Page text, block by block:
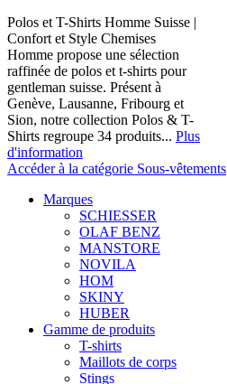
Polos et T-Shirts Homme Suisse |
Confort et Style Chemises
Homme propose une sélection
raffinée de polos et t-shirts pour
gentleman suisse. Présent à
Genève, Lausanne, Fribourg et
Sion, notre collection Polos & T-
Shirts regroupe 34 produits... Plus
d'information
Accéder à la catégorie Sous-vêtements
Marques
SCHIESSER
OLAF BENZ
MANSTORE
NOVILA
HOM
SKINY
HUBER
Gamme de produits
T-shirts
Maillots de corps
Stings